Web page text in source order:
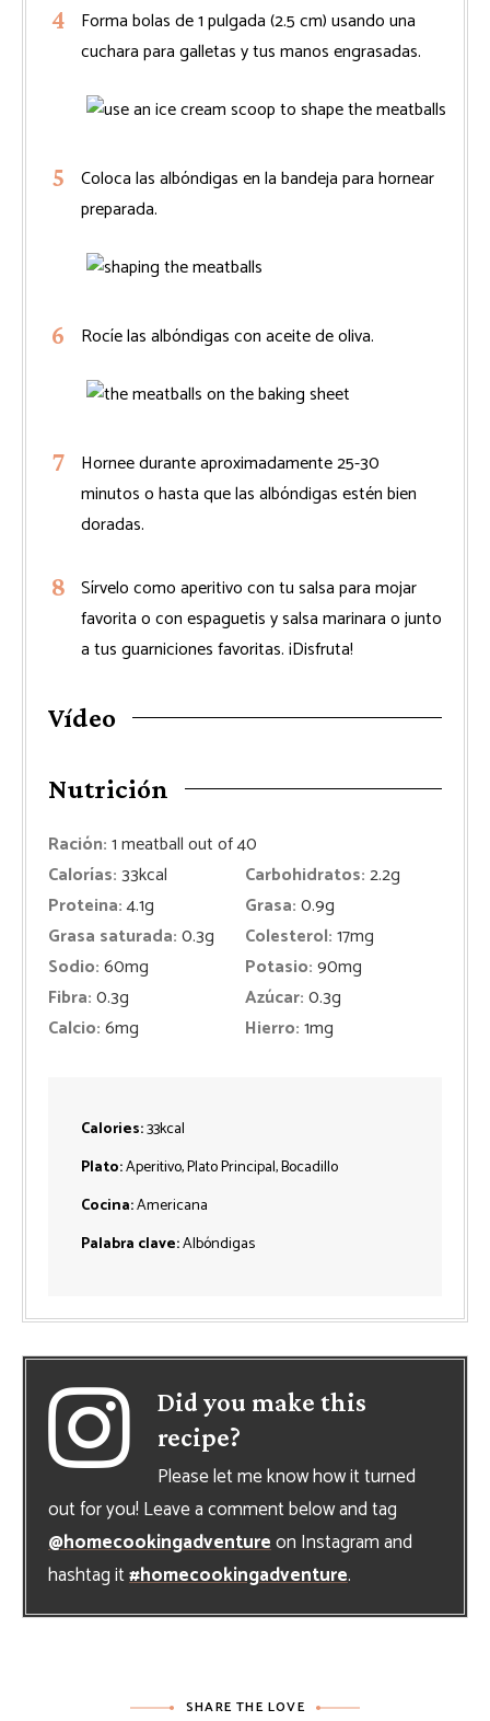
Forma bolas de 1 pulgada (2.5 cm) usando una
cuchara para galletas y tus manos engrasadas.
Coloca las albóndigas en la bandeja para hornear
preparada.
Rocíe las albóndigas con aceite de oliva.
Hornee durante aproximadamente 25-30
minutos o hasta que las albóndigas estén bien
doradas.
Sírvelo como aperitivo con tu salsa para mojar
favorita o con espaguetis y salsa marinara o junto
a tus guarniciones favoritas. ¡Disfruta!
Vídeo
Nutrición
Ración:1meatball out of 40
Calorías:33kcal Carbohidratos:2.2g
Proteina:4.1g Grasa:0.9g
Grasa saturada:0.3g Colesterol:17mg
Sodio:60mg Potasio:90mg
Fibra:0.3g Azúcar:0.3g
Calcio:6mg Hierro:1mg
Calories:33kcal
Plato:Aperitivo, Plato Principal, Bocadillo
Cocina:Americana
Palabra clave:Albóndigas
Did you make this
recipe?
Please let me know how it turned
out for you! Leave a comment below and tag
@homecookingadventureon Instagram and
hashtag it#homecookingadventure.
SHARE THE LOVE